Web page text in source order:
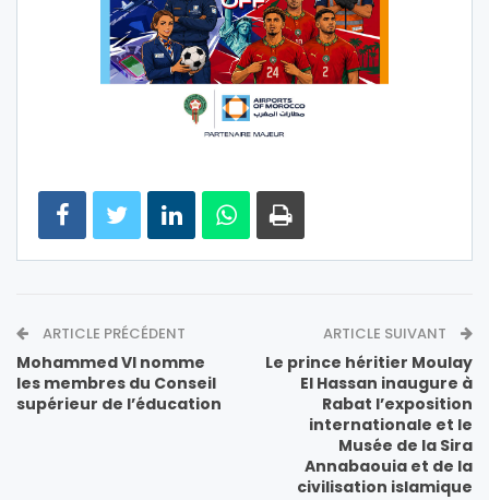
ARTICLE PRÉCÉDENT
Mohammed VI nomme
les membres du Conseil
supérieur de l’éducation
ARTICLE SUIVANT
Le prince héritier Moulay
El Hassan inaugure à
Rabat l’exposition
internationale et le
Musée de la Sira
Annabaouia et de la
civilisation islamique